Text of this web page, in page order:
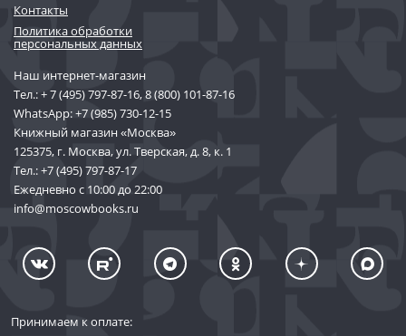
Контакты
Политика обработки
персональных данных
Наш интернет-магазин
Тел.:+ 7 (495) 797-87-16,8 (800) 101-87-16
WhatsApp:+7 (985) 730-12-15
Книжный магазин «Москва»
125375, г. Москва, ул. Тверская, д. 8, к. 1
Тел.:+7 (495) 797-87-17
Ежедневно с 10:00 до 22:00
info@moscowbooks.ru
Принимаем к оплате: